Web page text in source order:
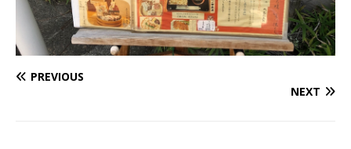
PREVIOUS
NEXT